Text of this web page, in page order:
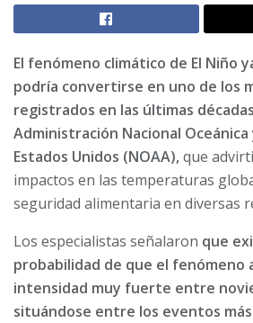
El fenómeno climático de El Niño
podría convertirse en uno de los
registrados en las últimas
Administración Nacional
Estados Unidos (NOAA),que
impactos en las temperaturas
seguridad alimentaria en diversas
Los especialistas señalaron que
probabilidad de que el fenómeno
intensidad muy fuerte entre
situándose entre los eventos